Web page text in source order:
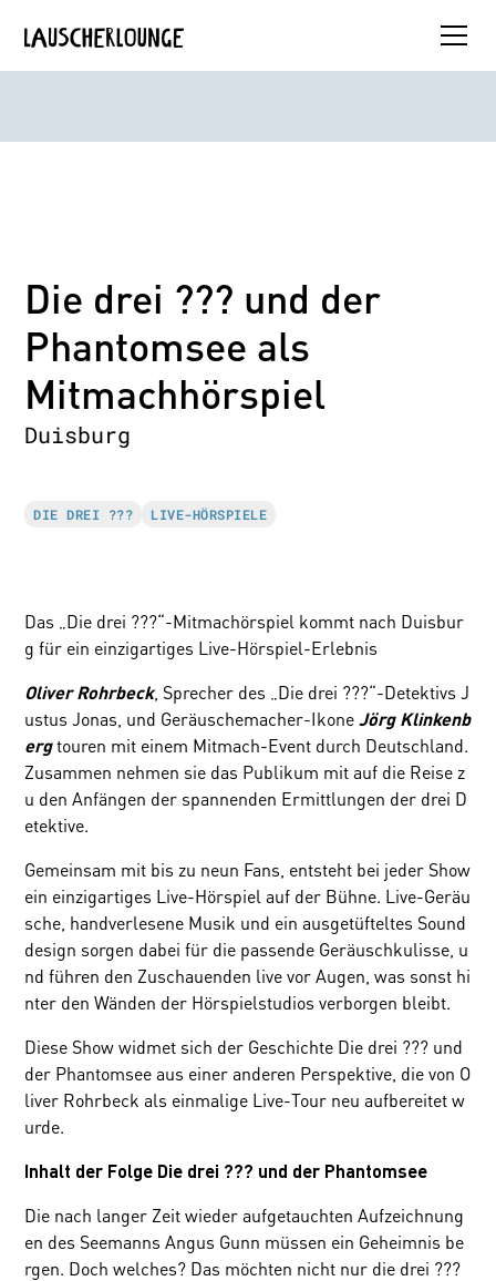
Die drei ??? und der
Phantomsee als
Mitmachhörspiel
Duisburg
DIE DREI ??? LIVE-HÖRSPIELE
Das „Die drei ???“-Mitmachörspiel kommt nach Duisbur
g für ein einzigartiges Live-Hörspiel-Erlebnis
Oliver Rohrbeck, Sprecher des „Die drei ???“-Detektivs J
ustus Jonas, und Geräuschemacher-IkoneJörg Klinkenb
ergtouren mit einem Mitmach-Event durch Deutschland.
Zusammen nehmen sie das Publikum mit auf die Reise z
u den Anfängen der spannenden Ermittlungen der drei D
etektive.
Gemeinsam mit bis zu neun Fans, entsteht bei jeder Show
ein einzigartiges Live-Hörspiel auf der Bühne. Live-Geräu
sche, handverlesene Musik und ein ausgetüfteltes Sound
design sorgen dabei für die passende Geräuschkulisse, u
nd führen den Zuschauenden live vor Augen, was sonst hi
nter den Wänden der Hörspielstudios verborgen bleibt.
Diese Show widmet sich der Geschichte Die drei ??? und
der Phantomsee aus einer anderen Perspektive, die von O
liver Rohrbeck als einmalige Live-Tour neu aufbereitet w
urde.
Inhalt der Folge Die drei ??? und der Phantomsee
Die nach langer Zeit wieder aufgetauchten Aufzeichnung
en des Seemanns Angus Gunn müssen ein Geheimnis be
rgen. Doch welches? Das möchten nicht nur die drei ???